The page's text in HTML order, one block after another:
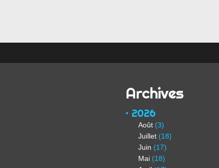
Archives
2026
Août (3)
Juillet (18)
Juin (17)
Mai (18)